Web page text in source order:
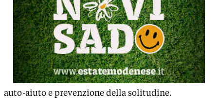
auto-aiuto e prevenzione della solitudine.